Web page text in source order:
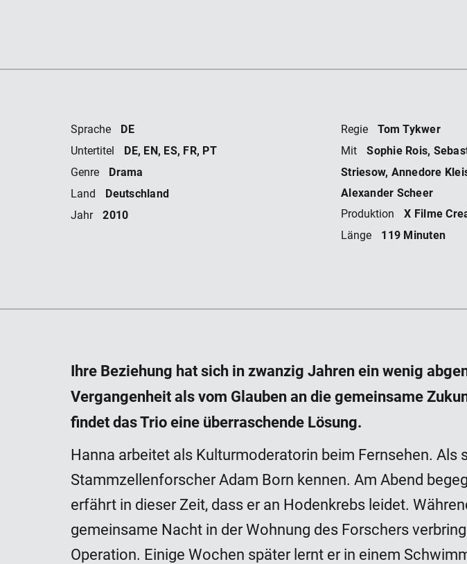
Sprache DE
Untertitel DE, EN, ES, FR, PT
Genre Drama
Land Deutschland
Jahr 2010
Regie Tom Tykwer
Mit
Sophie Rois,
Striesow, Annedore
Alexander Scheer
Produktion X Filme
Länge 119 Minuten
Ihre Beziehung hat sich in zwanzig Jahren ein wenig
Vergangenheit als vom Glauben an die gemeinsame
findet das Trio eine überraschende Lösung.
Hanna arbeitet als Kulturmoderatorin beim Fernsehen.
Stammzellenforscher Adam Born kennen. Am Abend
erfährt in dieser Zeit, dass er an Hodenkrebs leidet.
gemeinsame Nacht in der Wohnung des Forschers
Operation. Einige Wochen später lernt er in einem